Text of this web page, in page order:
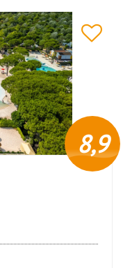
8,9